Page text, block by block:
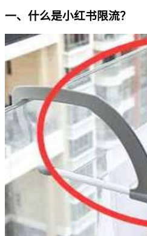
一、什么是小红书限流？